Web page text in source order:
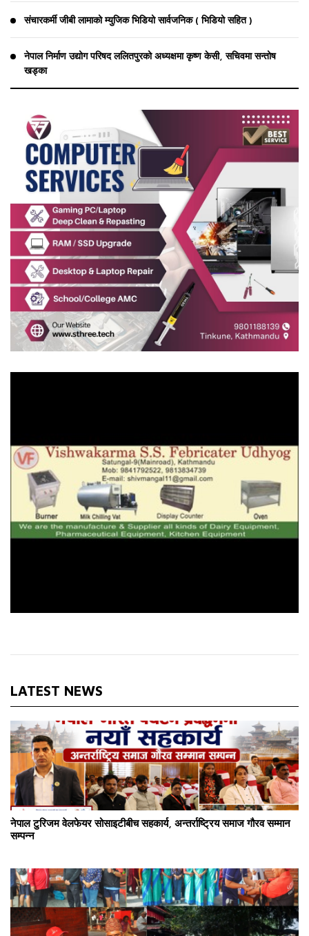
संचारकर्मी जीबी लामाको म्युजिक भिडियो सार्वजनिक ( भिडियो सहित )
नेपाल निर्माण उद्योग परिषद ललितपुरको अध्यक्षमा कृष्ण केसी, सचिवमा सन्तोष
खड्का
LATEST NEWS
नेपाल टुरिजम वेलफेयर सोसाइटीबीच सहकार्य, अन्तर्राष्ट्रिय समाज गौरव सम्मान
सम्पन्न